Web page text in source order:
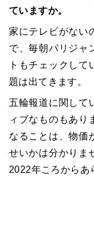
ていますか。
家にテレビがない
で、毎朝パリジャ
トもチェックし
題は出てきます。
五輪報道に関して
ィブなものもあり
なることは、物価
せいかは分かりま
2022年ころからあ